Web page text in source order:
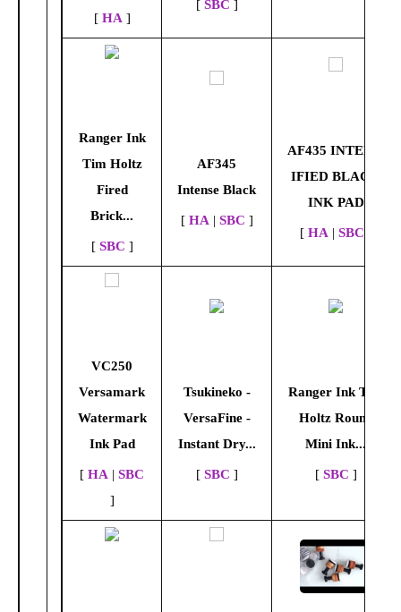
[ HA ]
[ SBC ]
Ranger Ink
Tim Holtz
Fired
Brick...
[ SBC ]
AF345
Intense Black
[ HA | SBC ]
AF435 INTENS-
IFIED BLACK
INK PAD
[ HA | SBC
VC250
Versamark
Watermark
Ink Pad
[ HA | SBC
]
Tsukineko -
VersaFine -
Instant Dry...
[ SBC ]
Ranger Ink Tim
Holtz Round
Mini Ink...
[ SBC ]